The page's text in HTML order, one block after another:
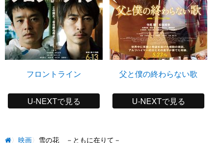
フロントライン
U-NEXTで見る
父と僕の終わらない歌
U-NEXTで見る
映画 雪の花 －ともに在りて－